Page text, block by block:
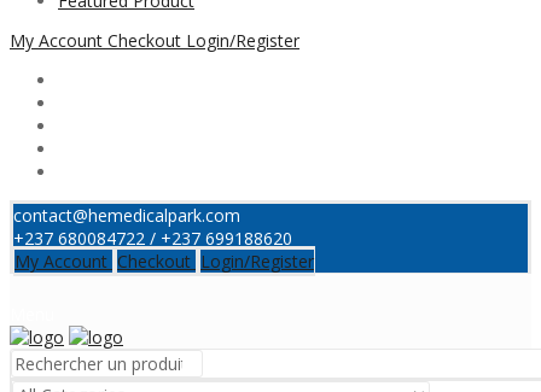
My Account Checkout Login/Register
contact@hemedicalpark.com
+237 680084722 / +237 699188620
My Account Checkout Login/Register